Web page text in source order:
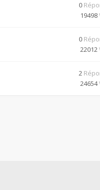
0
19498
0
22012
2
24654